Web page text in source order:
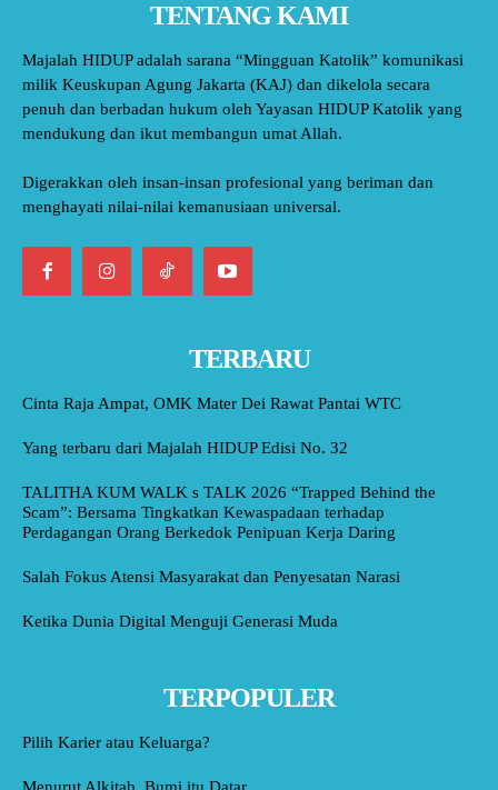
TENTANG KAMI
Majalah HIDUP adalah sarana “Mingguan Katolik” komunikasi
milik Keuskupan Agung Jakarta (KAJ) dan dikelola secara
penuh dan berbadan hukum oleh Yayasan HIDUP Katolik yang
mendukung dan ikut membangun umat Allah.
Digerakkan oleh insan-insan profesional yang beriman dan
menghayati nilai-nilai kemanusiaan universal.
TERBARU
Cinta Raja Ampat, OMK Mater Dei Rawat Pantai WTC
Yang terbaru dari Majalah HIDUP Edisi No. 32
TALITHA KUM WALK s TALK 2026 “Trapped Behind the
Scam”: Bersama Tingkatkan Kewaspadaan terhadap
Perdagangan Orang Berkedok Penipuan Kerja Daring
Salah Fokus Atensi Masyarakat dan Penyesatan Narasi
Ketika Dunia Digital Menguji Generasi Muda
TERPOPULER
Pilih Karier atau Keluarga?